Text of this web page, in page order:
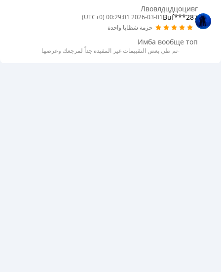
Лвовлдцдцоцивг
Buf***287
2026-03-01 00:29:01 (UTC+0)
حزمة شظايا واحدة
Имба вообще топ
-تم طي بعض التقييمات غير المفيدة جداً لمرجعك وعرضها